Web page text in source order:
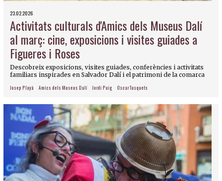
23.02.2026
Activitats culturals d'Amics dels Museus Dalí
al març: cine, exposicions i visites guiades a
Figueres i Roses
Descobreix exposicions, visites guiades, conferències i activitats
familiars inspirades en Salvador Dalí i el patrimoni de la comarca
Josep Playà Amics dels Museus Dalí Jordi Puig Oscar Tusquets